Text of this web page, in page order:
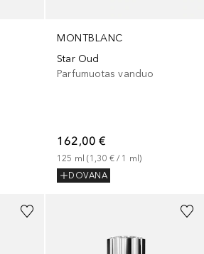
MONTBLANC
Star Oud
Parfumuotas vanduo
162,00 €
125 ml (1,30 € / 1 ml)
DOVANA